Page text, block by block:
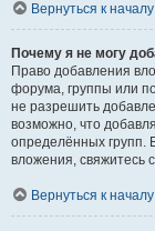
Вернуться к началу
Почему я не могу
Право добавления
форума, группы или
не разрешить
возможно, что
определённых групп.
вложения, свяжитесь
Вернуться к началу